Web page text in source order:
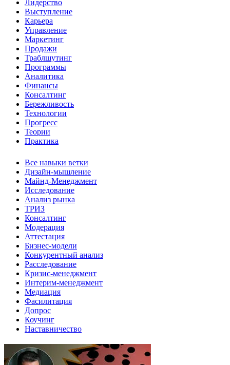
Лидерство
Выступление
Карьера
Управление
Маркетинг
Продажи
Траблшутинг
Программы
Аналитика
Финансы
Консалтинг
Бережливость
Технологии
Прогресс
Теории
Практика
Все навыки ветки
Дизайн-мышление
Майнд-Менеджмент
Исследование
Анализ рынка
ТРИЗ
Консалтинг
Модерация
Аттестация
Бизнес-модели
Конкурентный анализ
Расследование
Кризис-менеджмент
Интерим-менеджмент
Медиация
Фасилитация
Допрос
Коучинг
Наставничество